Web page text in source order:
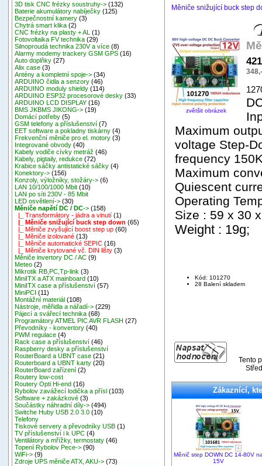
3D tisk CNC frézky soustruhy-> (132)
Baterie akumulátory nabíječky (125)
Bezpečnostní kamery (3)
Chytrá smart klika (2)
CNC frézky na plasty + AL
(1)
Fotovoltaika FV technika (29)
Silnoproudá technika 230V a více (8)
Alarmy modemy trackery GSM GPS (16)
Auto doplňky (27)
Alix case (3)
Antény a kompletní spoje-> (34)
ARDUINO čidla a senzory (46)
ARDUINO moduly shieldy (114)
ARDUINO ESP32 procesorové desky (33)
ARDUINO LCD DISPLAY (16)
BMS JKBMS JIKONG-> (19)
Domácí potřeby (5)
GSM telefony a příslušenství (7)
EET software a pokladny tiskárny (4)
Frekvenční měniče pro el. motory (3)
Integrované obvody (40)
Kabely vodiče cívky metráž (46)
Kabely, pigtaily, redukce (72)
Krabice sáčky antistatické sáčky (4)
Konektory-> (156)
Konzoly, výložníky, stožáry-> (6)
LAN 10/100/1000 Mbit (10)
LAN po síti 230V - 85 Mbit
LED osvětlení-> (30)
Měniče napětí DC / DC-> (158)
|_ Transformátory - jádra a vinutí (1)
|_ Měniče snižující buck step down (65)
|_ Měniče zvyšující boost step up (60)
|_ Měniče izolované (13)
|_ Měniče automatické SEPIC (16)
|_ Měniče krytované vč. DIN lišty (3)
Měniče invertory DC / AC (9)
Meteo (2)
Mikrotik RB,PC,Tp-link (3)
MiniITX a ATX mainboard (10)
MiniITX case a příslušenství (57)
MiniPCI (11)
Montážní materiál (108)
Nástroje, měřidla a nářadí-> (229)
Pájecí a svářecí technika (68)
Programátory ATMEL PIC AVR FLASH (27)
Převodníky - konvertory (40)
PWM regulace (4)
Rack case a příslušenství (46)
Raspberry desky a příslušenství
RouterBoard a UBNT case (21)
Routerboard a UBNT karty (20)
RouterBoard zařízení (2)
Routery low-cost
Routery Opti Hi-end (16)
Rybolov zavážecí lodička a přísl (103)
Software + zakázkové (3)
Součástky náhradní díly-> (494)
Switche Huby USB 2.0 3.0 (10)
Telefony
Tiskové servery a převodníky USB (1)
TV příslušenství i k UPC (4)
Ventilátory a mřížky, termostaty (46)
Topení Rybolov Pece-> (90)
WiFi-> (9)
Zdroje UPS měniče ATX, AKU-> (73)
Měniče snižující buck step
zvětšit obrázek
Maximum
voltage Step-
frequency
Maximum
Quiescent
Operating
Size : 59 x 30
Weight : 19g;
Kód: 101270
28 Balení skladem
Tento
Zákaznící,
Měnič step DOWN DC 14-80V
15V